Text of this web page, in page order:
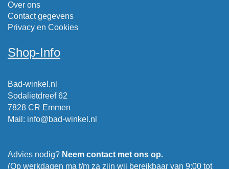
Over ons
Contact gegevens
Privacy en Cookies
Shop-Info
Bad-winkel.nl
Sodalietdreef 62
7828 CR Emmen
Mail : info@bad-winkel.nl
Advies nodig? Neem contact met ons op.
(Op werkdagen ma t/m za zijn wij bereikbaar van 9:00 tot